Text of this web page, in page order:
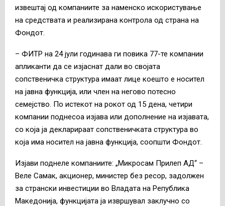
извештај од компаниите за наменско искористување
на средствата и реализирана контрола од страна на
Фондот.
– ФИТР на 24 јули годинава ги повика 77-те компании
апликанти да се изјаснат дали во својата
сопственичка структура имаат лице коешто е носител
на јавна функција, или член на негово потесно
семејство. По истекот на рокот од 15 дена, четири
компании поднесоа изјава или дополнение на изјавата,
со која ја декларираат сопственичката структура во
која има носител на јавна функција, соопшти Фондот.
Изјави поднеле компаниите: „Микросам Прилеп АД“ –
Веле Самак, акционер, министер без ресор, задолжен
за странски инвестиции во Владата на Република
Македонија, функцијата ја извршувал заклучно со